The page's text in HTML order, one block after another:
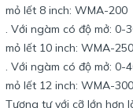
mỏ lết 8 inch: WMA-200
. Với ngàm có độ mở: 0-
mỏ lết 10 inch: WMA-250
. Với ngàm có độ mở: 0-
mỏ lết 12 inch: WMA-300
Tương tự với cỡ lớn hơn